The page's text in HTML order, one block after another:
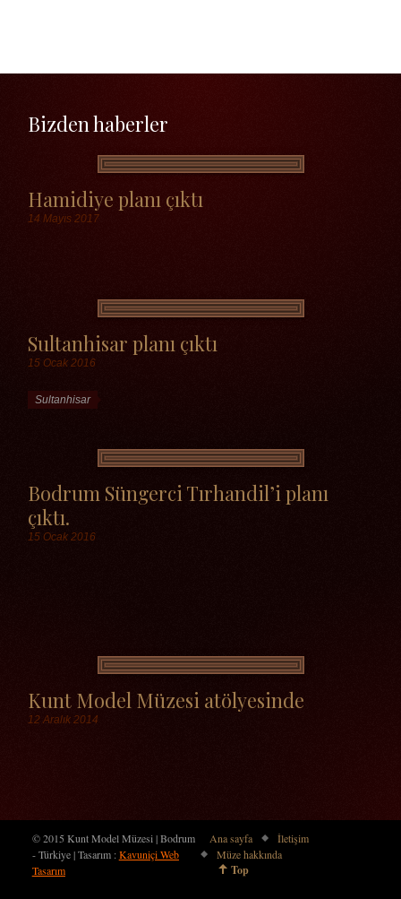
Bizden haberler
Hamidiye planı çıktı
14 Mayıs 2017
Sultanhisar planı çıktı
15 Ocak 2016
Etiketler
Sultanhisar
Bodrum Süngerci Tırhandil’i planı
çıktı.
15 Ocak 2016
Kunt Model Müzesi atölyesinde
12 Aralık 2014
© 2015 Kunt Model Müzesi | Bodrum
- Türkiye | Tasarım :Kavuniçi Web
Tasarım
Ana sayfa
İletişim
Müze hakkında
Top